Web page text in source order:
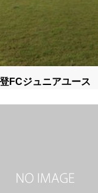
FCジュニアユース